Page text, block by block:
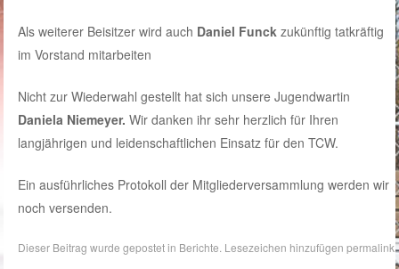
Als weiterer Beisitzer wird auch Daniel Funck zukünftig tatkräftig
im Vorstand mitarbeiten
Nicht zur Wiederwahl gestellt hat sich unsere Jugendwartin
Daniela Niemeyer. Wir danken ihr sehr herzlich für Ihren
langjährigen und leidenschaftlichen Einsatz für den TCW.
Ein ausführliches Protokoll der Mitgliederversammlung werden wir
noch versenden.
Dieser Beitrag wurde gepostet in Berichte . Lesezeichen hinzufügenpermalink.